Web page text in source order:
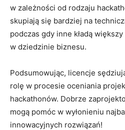
w zależności od rodzaju
skupiają się ⁤bardziej na
podczas gdy inne kładą
w dziedzinie biznesu.
Podsumowując, licencje
rolę w procesie oceniania
hackathonów. Dobrze
mogą pomóc⁤ w⁣ wyłonieniu
innowacyjnych rozwiązań!